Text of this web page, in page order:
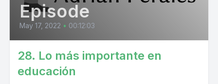
Episode
May 17, 2022 • 00:12:03
28. Lo más importante en
educación